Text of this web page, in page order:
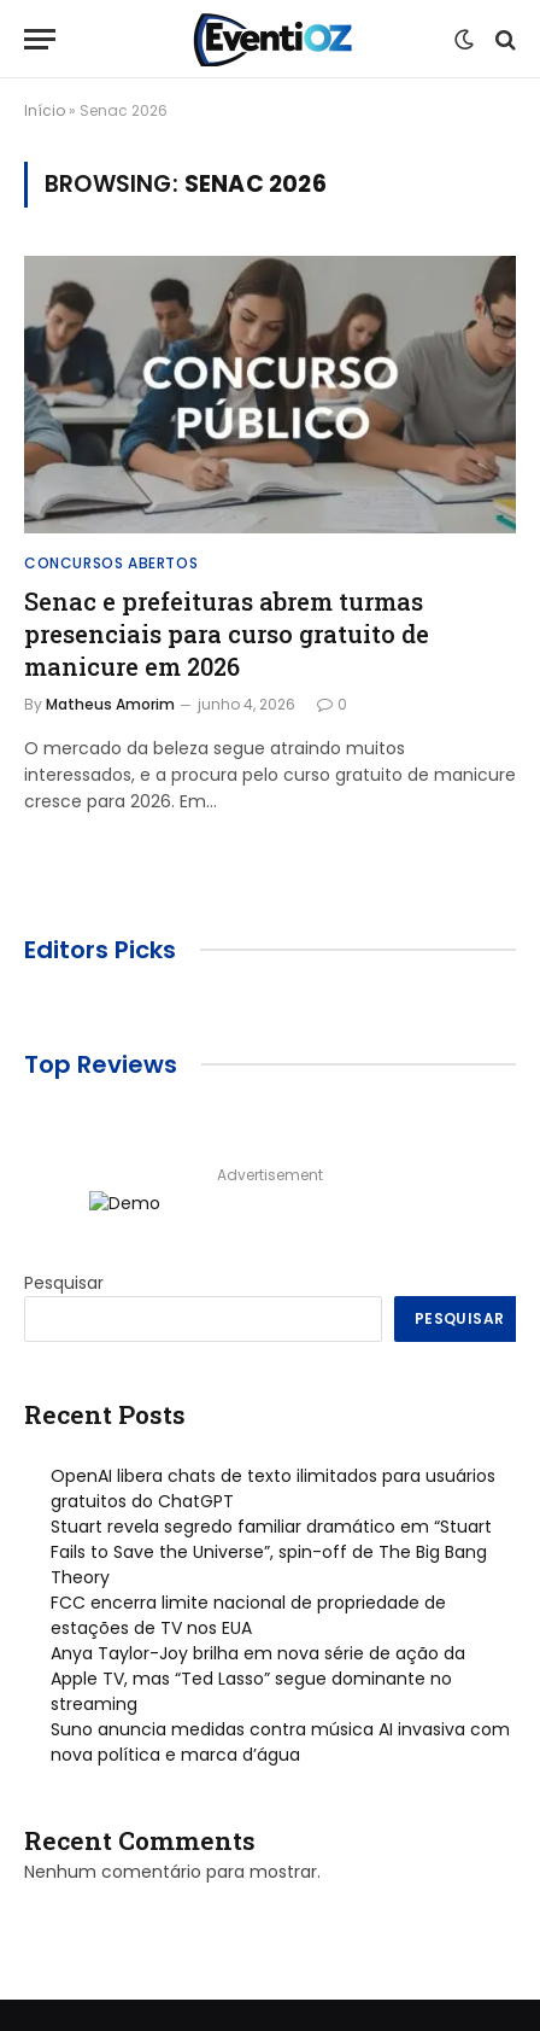
Início » Senac 2026
BROWSING: SENAC 2026
CONCURSOS ABERTOS
Senac e prefeituras abrem turmas
presenciais para curso gratuito de
manicure em 2026
ByMatheus Amorim junho 4, 2026 0
O mercado da beleza segue atraindo muitos
interessados, e a procura pelo curso gratuito de manicure
cresce para 2026. Em…
Editors Picks
Top Reviews
Advertisement
Pesquisar
PESQUISAR
Recent Posts
OpenAI libera chats de texto ilimitados para usuários
gratuitos do ChatGPT
Stuart revela segredo familiar dramático em “Stuart
Fails to Save the Universe”, spin-off de The Big Bang
Theory
FCC encerra limite nacional de propriedade de
estações de TV nos EUA
Anya Taylor-Joy brilha em nova série de ação da
Apple TV, mas “Ted Lasso” segue dominante no
streaming
Suno anuncia medidas contra música AI invasiva com
nova política e marca d’água
Recent Comments
Nenhum comentário para mostrar.